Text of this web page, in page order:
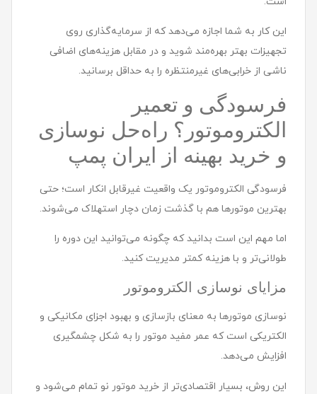
این کار به شما اجازه می‌دهد که از سرمایه‌گذاری روی
تجهیزات بهتر بهره‌مند شوید و در مقابل هزینه‌های اضافی
ناشی از خرابی‌های غیرمنتظره را به حداقل برسانید.
فرسودگی و تعمیر
الکتروموتور؟ راه‌حل نوسازی
و خرید بهینه از ایران پمپ
فرسودگی الکتروموتور یک واقعیت غیرقابل انکار است؛ حتی
بهترین موتورها هم با گذشت زمان دچار استهلاک می‌شوند.
اما مهم این است بدانید که چگونه می‌توانید این دوره را
طولانی‌تر و با هزینه کمتر مدیریت کنید.
مزایای نوسازی الکتروموتور
نوسازی موتورها به معنای بازسازی و بهبود اجزای مکانیکی و
الکتریکی است که عمر مفید موتور را به شکل چشمگیری
افزایش می‌دهد.
این روش، بسیار اقتصادی‌تر از خرید موتور نو تمام می‌شود و